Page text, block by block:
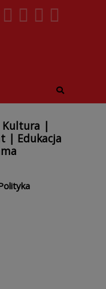
Kultura |
| Edukacja